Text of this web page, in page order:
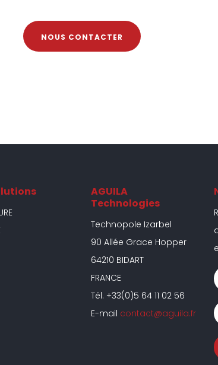
NOUS CONTACTER
AGUILA
Technologies
Technopole Izarbel
90 Allée Grace Hopper
64210 BIDART
FRANCE
Tél. +33(0)5 64 11 02 56
E-mail contact@aguila.fr